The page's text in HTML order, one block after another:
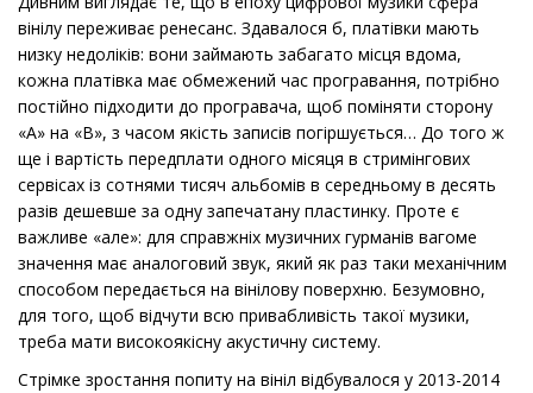
вінілу переживає ренесанс. Здавалося б, платівки мають
низку недоліків: вони займають забагато місця вдома,
кожна платівка має обмежений час програвання, потрібно
постійно підходити до програвача, щоб поміняти сторону
«А» на «B», з часом якість записів погіршується… До того ж
ще і вартість передплати одного місяця в стримінгових
сервісах із сотнями тисяч альбомів в середньому в десять
разів дешевше за одну запечатану пластинку. Проте є
важливе «але»: для справжніх музичних гурманів вагоме
значення має аналоговий звук, який як раз таки механічним
способом передається на вінілову поверхню. Безумовно,
для того, щоб відчути всю привабливість такої музики,
треба мати високоякісну акустичну систему.
Стрімке зростання попиту на вініл відбувалося у 2013-2014